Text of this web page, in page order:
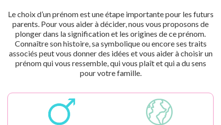
Le choix d’un prénom est une étape importante pour les futurs
parents. Pour vous aider à décider, nous vous proposons de
plonger dans la signification et les origines de ce prénom.
Connaître son histoire, sa symbolique ou encore ses traits
associés peut vous donner des idées et vous aider à choisir un
prénom qui vous ressemble, qui vous plaît et qui a du sens
pour votre famille.